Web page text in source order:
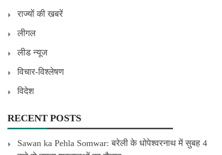
राज्यों की खबरें
लीगल
लीड न्यूज
विचार-विश्लेषण
विदेश
RECENT POSTS
Sawan ka Pehla Somwar: बरेली के धोपेश्वरनाथ में सुबह 4